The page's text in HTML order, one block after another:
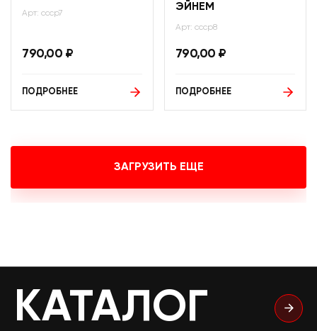
Арт: ссср7
790,00 ₽
ПОДРОБНЕЕ
ЭЙНЕМ
Арт: ссср8
790,00 ₽
ПОДРОБНЕЕ
ЗАГРУЗИТЬ ЕЩЕ
КАТАЛОГ